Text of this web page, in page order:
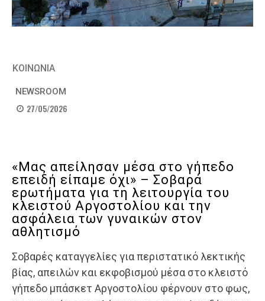
ΚΟΙΝΩΝΙΑ
NEWSROOM
27/05/2026
«Μας απείλησαν μέσα στο γήπεδο
επειδή είπαμε όχι» – Σοβαρά
ερωτήματα για τη λειτουργία του
κλειστού Αργοστολίου και την
ασφάλεια των γυναικών στον
αθλητισμό
Σοβαρές καταγγελίες για περιστατικό λεκτικής
βίας, απειλών και εκφοβισμού μέσα στο κλειστό
γήπεδο μπάσκετ Αργοστολίου φέρνουν στο φως,